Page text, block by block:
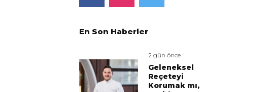
En Son Haberler
2 gün önce
Geleneksel
Reçeteyi
Korumak mı,